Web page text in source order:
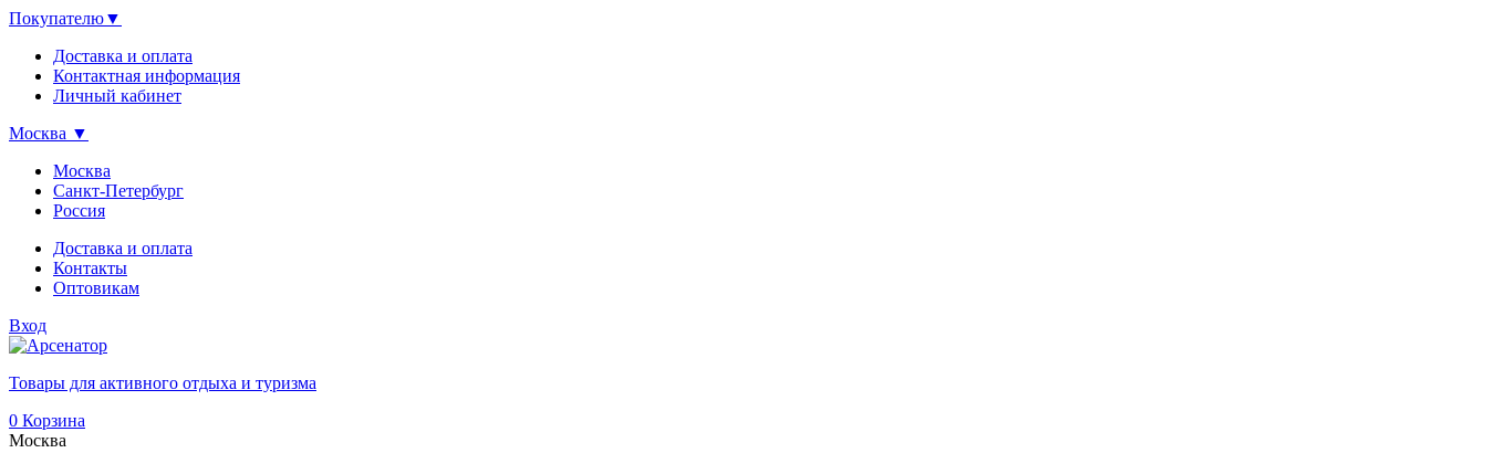
Покупателю▼
Доставка и оплата
Контактная информация
Личный кабинет
Москва ▼
Москва
Санкт-Петербург
Россия
Доставка и оплата
Контакты
Оптовикам
Вход
Товары для активного отдыха и туризма
0 Корзина
Москва